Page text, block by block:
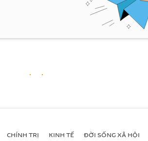
CHÍNH TRỊ KINH TẾ ĐỜI SỐNG XÃ HỘI